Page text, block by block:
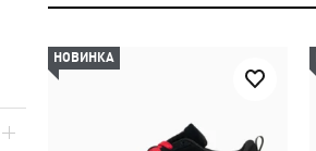
НОВИНКА